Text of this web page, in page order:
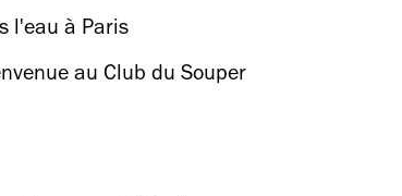
l'eau à Paris
au Club du Souper